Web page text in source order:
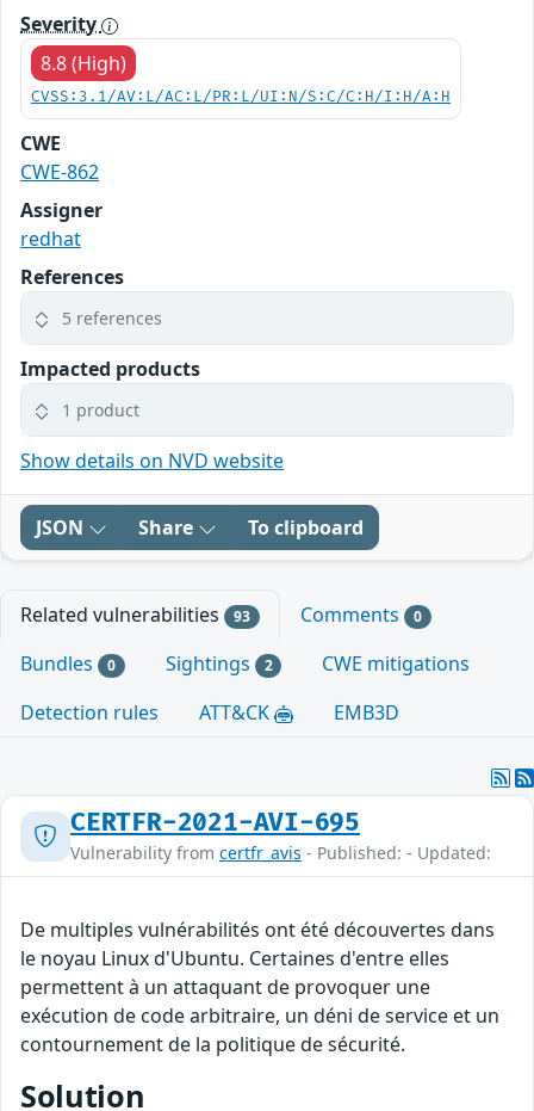
Severity
8.8 (High)
CVSS:3.1/AV:L/AC:L/PR:L/UI:N/S:C/C:H/I:H/A:H
CWE
CWE-862
Assigner
redhat
References
5 references
Impacted products
1 product
Show details on NVD website
JSON Share To clipboard
Related vulnerabilities 93 Comments 0
Bundles 0 Sightings 2
CWE mitigations
Detection rules
ATT&CK EMB3D
CERTFR-2021-AVI-695
Vulnerability from certfr_avis - Published: - Updated:
De multiples vulnérabilités ont été découvertes dans
le noyau Linux d'Ubuntu. Certaines d'entre elles
permettent à un attaquant de provoquer une
exécution de code arbitraire, un déni de service et un
contournement de la politique de sécurité.
Solution